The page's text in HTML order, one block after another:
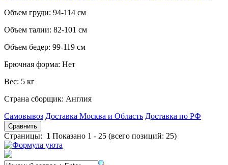
Объем груди: 94-114 см
Объем талии: 82-101 см
Объем бедер: 99-119 см
Брючная форма: Нет
Вес: 5 кг
Страна сборщик: Англия
Самовывоз Доставка Москва и Область Доставка по РФ
Сравнить
Страницы: 1 Показано 1 - 25 (всего позиций: 25)